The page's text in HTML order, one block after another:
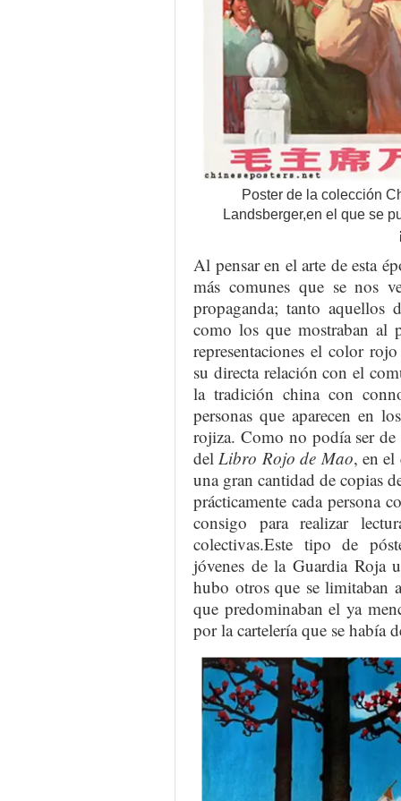
Poster de la colección
Landsberger,en el que se
Al pensar en el arte de esta
más comunes que se nos
propaganda; tanto
como los que mostraban al
representaciones el color
su directa relación con el
la tradición china con
personas que aparecen en
rojiza. Como no podía ser de
del Libro Rojo de Mao, en el
una gran cantidad de copias
prácticamente cada persona
consigo para realizar
colectivas.Este tipo de
jóvenes de la Guardia Roja
hubo otros que se limitaban
que predominaban el ya
por la cartelería que se había